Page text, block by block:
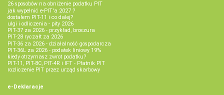
26 sposobów na obniżenie podatku PIT
jak wypełnić e-PIT'a 2027 ?
dostałem PIT-11 i co dalej?
ulgi i odliczenia - pity 2026
PIT-37 za 2026 - przykład, broszura
PIT-28 ryczałt za 2026
PIT-36 za 2026 - działalność gospodarcza
PIT-36L za 2026 - podatek liniowy 19%
kiedy otrzymasz zwrot podatku?
PIT-11, PIT-8C, PIT-4R i IFT - Płatnik PIT
rozliczenie PIT przez urząd skarbowy
e-Deklaracje